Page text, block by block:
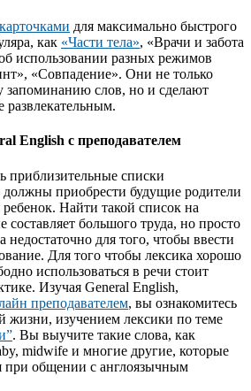
для максимально быстрого
как «Части тела», «Врачи и забота
использовании разных режимов
«Совпадение». Они не только
запоминанию слов, но и сделают
развлекательным.
English с преподавателем
приблизительные списки
должны приобрести будущие родители
Найти такой список на
составляет большого труда, но просто
недостаточно для того, чтобы ввести
Для того чтобы лексика хорошо
использоваться в речи стоит
Изучая General English,
преподавателем, вы ознакомитесь
жизни, изучением лексики по теме
. Вы выучите такие слова, как
midwife и многие другие, которые
при общении с англоязычным